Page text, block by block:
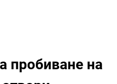
пробиване на